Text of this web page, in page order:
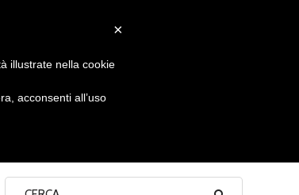
NONNO PASTICCIERE
×
illustrate nella cookie
acconsenti all’uso